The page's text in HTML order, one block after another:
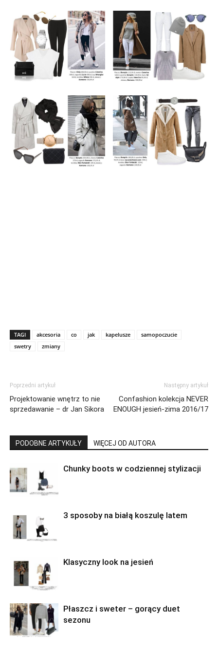
TAGI akcesoria co jak kapelusze
samopoczucie
swetry
zmiany
Poprzedni artykuł
Projektowanie wnętrz to nie
sprzedawanie – dr Jan Sikora
Następny artykuł
Confashion kolekcja NEVER
ENOUGH jesień-zima 2016/17
PODOBNE ARTYKUŁY WIĘCEJ OD AUTORA
Chunky boots w codziennej stylizacji
3 sposoby na białą koszulę latem
Klasyczny look na jesień
Płaszcz i sweter – gorący duet
sezonu